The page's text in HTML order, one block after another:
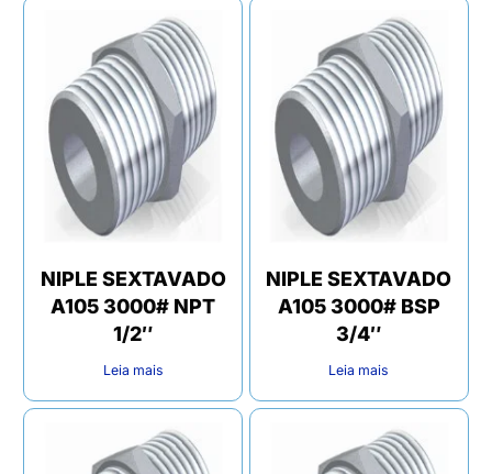
NIPLE SEXTAVADO
A105 3000# NPT
1/2″
Leia mais
NIPLE SEXTAVADO
A105 3000# BSP
3/4″
Leia mais